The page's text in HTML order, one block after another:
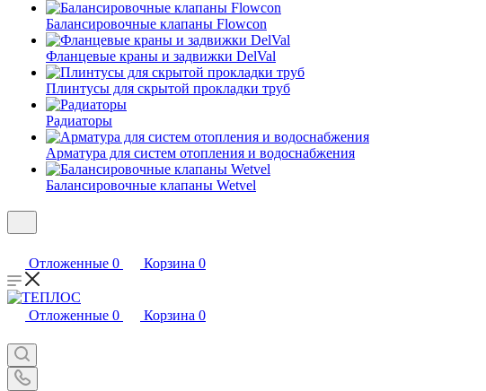
Балансировочные клапаны Flowcon
Фланцевые краны и задвижки DelVal
Плинтусы для скрытой прокладки труб
Радиаторы
Арматура для систем отопления и водоснабжения
Балансировочные клапаны Wetvel
Отложенные 0 Корзина 0
Отложенные 0 Корзина 0